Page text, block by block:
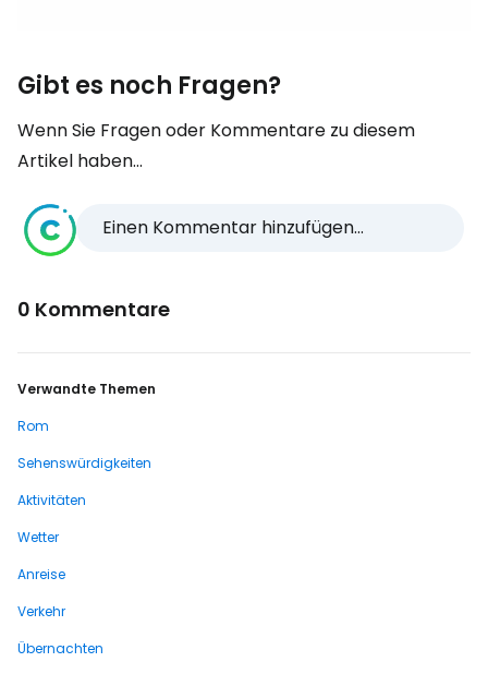
Gibt es noch Fragen?
Wenn Sie Fragen oder Kommentare zu diesem
Artikel haben...
Einen Kommentar hinzufügen...
0 Kommentare
Verwandte Themen
Rom
Sehenswürdigkeiten
Aktivitäten
Wetter
Anreise
Verkehr
Übernachten